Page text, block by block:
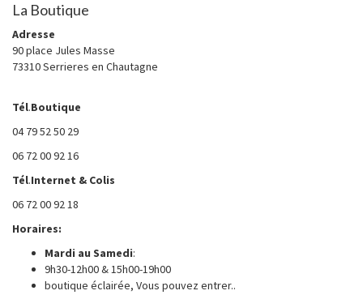
La Boutique
Adresse
90 place Jules Masse
73310 Serrieres en Chautagne
Tél.Boutique
04 79 52 50 29
06 72 00 92 16
Tél.Internet & Colis
06 72 00 92 18
Horaires:
Mardi au Samedi:
9h30-12h00 & 15h00-19h00
boutique éclairée, Vous pouvez entrer..